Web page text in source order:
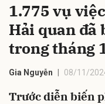
1.775 vụ
Hải quan đã
trong tháng
Gia Nguyễn 08/11/
Trước diễn biến